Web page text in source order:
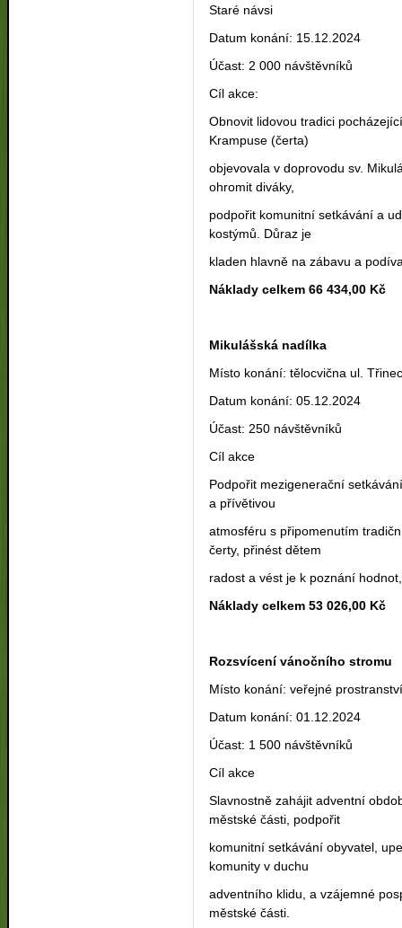
Staré návsi
Datum konání: 15.12.2024
Účast: 2 000 návštěvníků
Cíl akce:
Obnovit lidovou tradici
Krampuse (čerta)
objevovala v doprovodu sv.
ohromit diváky,
podpořit komunitní setkávání a
kostýmů. Důraz je
kladen hlavně na zábavu a
Náklady celkem 66 434,00 Kč
Mikulášská nadílka
Místo konání: tělocvična ul.
Datum konání: 05.12.2024
Účast: 250 návštěvníků
Cíl akce
Podpořit mezigenerační
a přívětivou
atmosféru s připomenutím
čerty, přinést dětem
radost a vést je k poznání
Náklady celkem 53 026,00 Kč
Rozsvícení vánočního stromu
Místo konání: veřejné
Datum konání: 01.12.2024
Účast: 1 500 návštěvníků
Cíl akce
Slavnostně zahájit adventní
městské části, podpořit
komunitní setkávání obyvatel,
komunity v duchu
adventního klidu, a vzájemné
městské části.